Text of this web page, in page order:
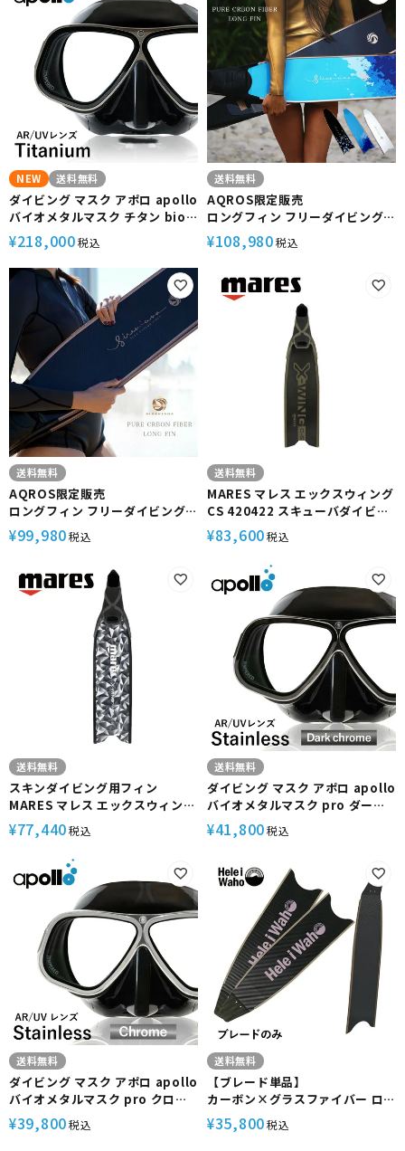
NEW 送料無料
ダイビング マスク アポロ apollo
バイオメタルマスク チタン bio
metal mask 二眼 水中マスク
UV スキューバダイビング フリー
ダイビング シュノーケリング シ
リコン スキューバ
¥218,000税込
送料無料
AQROS限定販売
ロングフィン フリーダイビング
SIRENIANA シレニアナ フルフッ
トフィン カーボンフィン
¥108,980税込
送料無料
AQROS限定販売
ロングフィン フリーダイビング
SIRENIANA シレニアナ フルフッ
トフィン カーボンフィン
¥99,980税込
送料無料
MARES マレス エックスウィング
CS 420422 スキューバダイビン
グ 軽器材
¥83,600税込
送料無料
スキンダイビング用フィン
MARES マレス エックスウィング
アプネアS 420417 スキューバダ
イビング フリーダイビング
¥77,440税込
送料無料
ダイビング マスク アポロ apollo
バイオメタルマスク pro ダーク
クロム bio metal mask 二眼 水
中マスク スキューバダイビング
ング シリコン スキューバ
¥41,800税込
送料無料
ダイビング マスク アポロ apollo
バイオメタルマスク pro クロム
bio metal mask 二眼 水中マス
ク スキューバダイビング フリー
¥39,800税込
送料無料
【ブレード単品】
カーボン×グラスファイバー ロ
ングフィン フリーダイビング フ
ィン leaderfins リーダーフィン
¥35,800税込